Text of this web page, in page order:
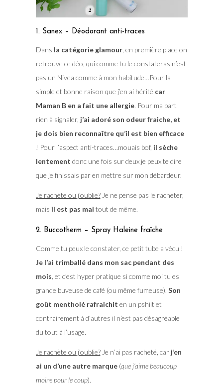
1. Sanex – Déodorant anti-traces
Dans la catégorie glamour, en première place on
retrouve ce déo, qui comme tu le constateras n’est
pas un Nivea comme à mon habitude…Pour la
simple et bonne raison que j’en ai hérité car
Maman B en a fait une allergie. Pour ma part
rien à signaler, j’ai adoré son odeur fraiche, et
je dois bien reconnaître qu’il est bien efficace
! Pour l’aspect anti-traces…mouais bof, il sèche
lentement donc une fois sur deux je peux te dire
que je finissais par en mettre sur mon débardeur.
Je rachète ou j’oublie?Je ne pense pas le racheter,
mais il est pas mal tout de même.
2. Buccotherm – Spray Haleine fraîche
Comme tu peux le constater, ce petit tube a vécu !
Je l’ai trimballé dans mon sac pendant des
mois , et c’est hyper pratique si comme moi tu es
grande buveuse de café (ou même fumeuse). Son
goût mentholé rafraichit en un pshiit et
contrairement à d’autres il n’est pas désagréable
du tout à l’usage.
Je rachète ou j’oublie?Je n’ai pas racheté, carj’en
ai un d’une autre marque(que j’aime beaucoup
moins pour le coup).